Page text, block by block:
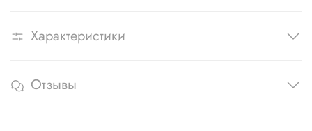
Характеристики
Отзывы